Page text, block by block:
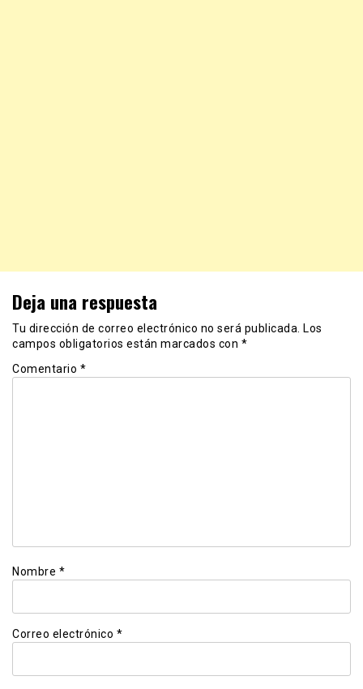
Deja una respuesta
Tu dirección de correo electrónico no será publicada. Los
campos obligatorios están marcados con *
Comentario *
Nombre *
Correo electrónico *